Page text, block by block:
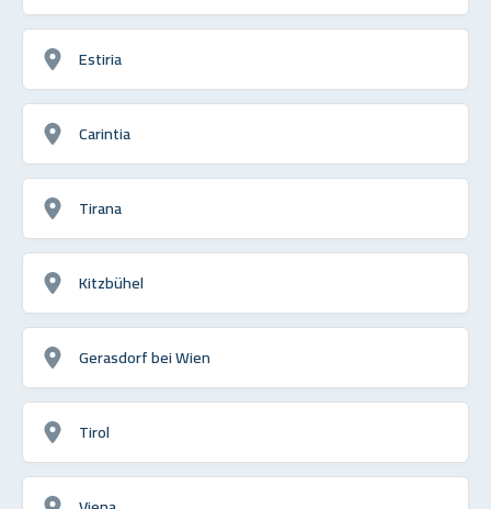
Estiria
Carintia
Tirana
Kitzbühel
Gerasdorf bei Wien
Tirol